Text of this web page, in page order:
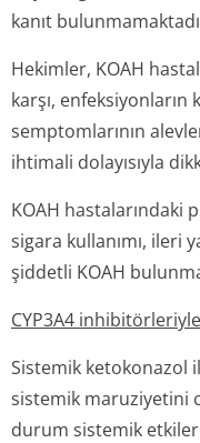
kanıt
Hekimler, KOAH
karşı, enfeksiyonların
semptomlarının
ihtimali dolayısıyla
KOAH hastalarındaki
sigara kullanımı, ileri
şiddetli KOAH
CYP3A4
Sistemik ketokonazol
sistemik maruziyetini
durum sistemik